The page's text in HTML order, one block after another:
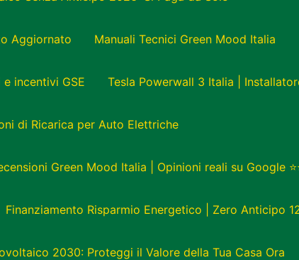
Aggiornato Manuali Tecnici Green Mood Italia
incentivi GSE Tesla Powerwall 3 Italia |
di Ricarica per Auto Elettriche
Green Mood Italia | Opinioni reali su Google
Finanziamento Risparmio Energetico | Zero Anticipo
2030: Proteggi il Valore della Tua Casa Ora